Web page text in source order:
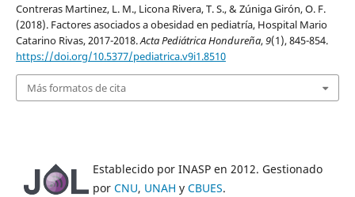
Contreras Martinez, L. M., Licona Rivera, T. S., & Zúniga Girón, O. F.
(2018). Factores asociados a obesidad en pediatría, Hospital Mario
Catarino Rivas, 2017-2018.Acta Pediátrica Hondureña,9(1), 845-854.
https://doi.org/10.5377/pediatrica.v9i1.8510
Más formatos de cita
Establecido por INASP en 2012. Gestionado
por CNU, UNAH y CBUES.